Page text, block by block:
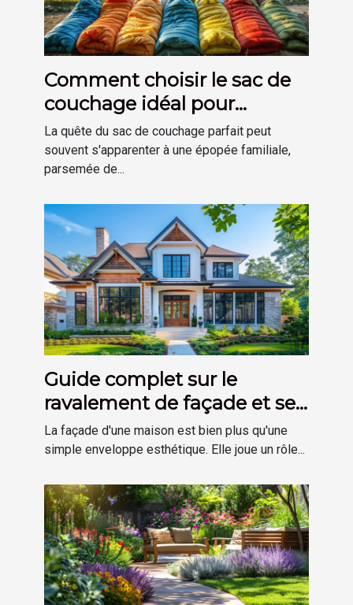
Comment choisir le sac de
couchage idéal pour
chaque membre de la
famille
La quête du sac de couchage parfait peut
souvent s'apparenter à une épopée familiale,
parsemée de...
Guide complet sur le
ravalement de façade et ses
avantages
La façade d'une maison est bien plus qu'une
simple enveloppe esthétique. Elle joue un rôle...